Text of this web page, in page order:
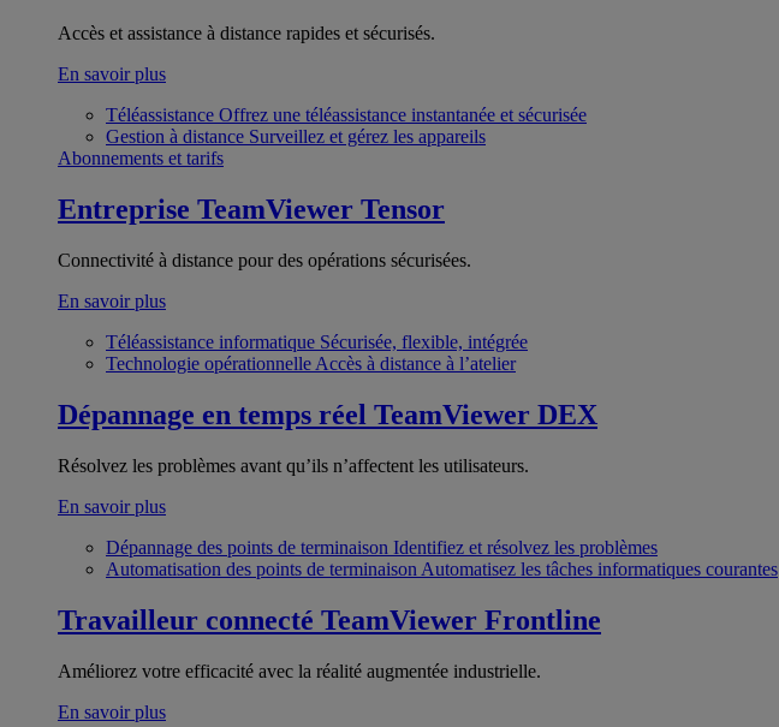
Accès et assistance à distance rapides et sécurisés.
En savoir plus
Téléassistance Offrez une téléassistance instantanée et sécurisée
Gestion à distance Surveillez et gérez les appareils
Abonnements et tarifs
Entreprise TeamViewer Tensor
Connectivité à distance pour des opérations sécurisées.
En savoir plus
Téléassistance informatique Sécurisée, flexible, intégrée
Technologie opérationnelle Accès à distance à l’atelier
Dépannage en temps réel TeamViewer DEX
Résolvez les problèmes avant qu’ils n’affectent les utilisateurs.
En savoir plus
Dépannage des points de terminaison Identifiez et résolvez les problèmes
Automatisation des points de terminaison Automatisez les tâches informatiques courantes
Travailleur connecté TeamViewer Frontline
Améliorez votre efficacité avec la réalité augmentée industrielle.
En savoir plus